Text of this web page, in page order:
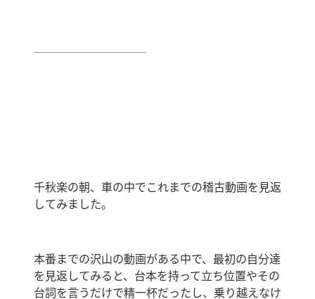
┈┈┈┈┈┈┈┈┈┈
千秋楽の朝、車の中でこれまでの稽古動画を見返
してみました。
本番までの沢山の動画がある中で、最初の自分達
を見返してみると、台本を持って立ち位置やその
台詞を言うだけで精一杯だったし、乗り越えなけ